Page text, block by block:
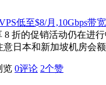
8 折的促销活动仍在进
日本和新加坡机房会
览 0评论 2个赞